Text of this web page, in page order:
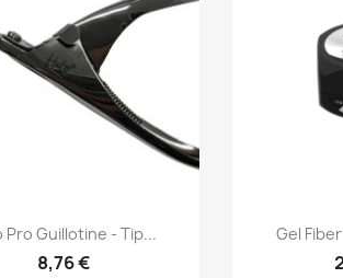
Aperçu rapide
Pro Guillotine - Tip...
8,76 €

Gel